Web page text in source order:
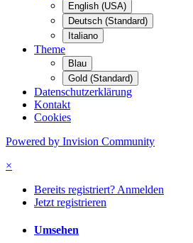
English (USA)
Deutsch (Standard)
Italiano
Theme
Blau
Gold (Standard)
Datenschutzerklärung
Kontakt
Cookies
Powered by Invision Community
×
Bereits registriert? Anmelden
Jetzt registrieren
Umsehen